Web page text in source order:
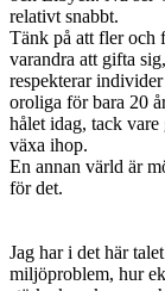
relativt snabbt.
Tänk på att fler och
varandra att gifta
respekterar
oroliga för bara 20
hålet idag, tack
växa ihop.
En annan värld är
för det.
Jag har i det här
miljöproblem, hur